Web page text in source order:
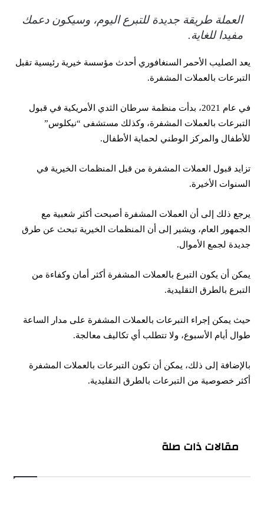
العملة طريقة جديدة للتبرع اليوم، وسيكون دعمك
مفيدا للغاية.
يعد الصليب الأحمر السنغافوري أحدث مؤسسة خيرية رئيسية تقبل
التبرعات بالعملات المشفرة.
في عام 2021، بدأت منظمة سرطان الثدي الأمريكية في قبول
التبرعات بالعملات المشفرة، وكذلك مستشفى “نيكلوس”
للأطفال والمركز الوطني لحماية الأطفال.
تزايد قبول العملات المشفرة من قبل المنظمات الخيرية في
السنوات الأخيرة.
يرجع ذلك إلى أن العملات المشفرة أصبحت أكثر شعبية مع
الجمهور العام، ويشير إلى أن المنظمات الخيرية تبحث عن طرق
جديدة لجمع الأموال.
يمكن أن يكون التبرع بالعملات المشفرة أكثر أمان وكفاءة من
التبرع بالطرق التقليدية.
حيث يمكن إجراء التبرعات بالعملات المشفرة على مدار الساعة
طوال أيام الأسبوع، ولا تتطلب أي تكاليف معالجة.
بالإضافة إلى ذلك، يمكن أن تكون التبرعات بالعملات المشفرة
أكثر خصوصية من التبرعات بالطرق التقليدية.
مقالات ذات صلة